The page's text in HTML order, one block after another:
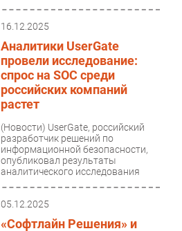
16.12.2025
Аналитики UserGate
провели исследование:
спрос на SOC среди
российских компаний
растет
(Новости) UserGate, российский
разработчик решений по
информационной безопасности,
опубликовал результаты
аналитического исследования
05.12.2025
«Софтлайн Решения» и